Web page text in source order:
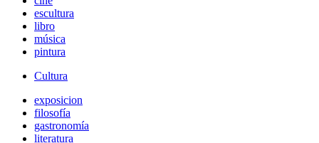
escultura
libro
música
pintura
Cultura
exposicion
filosofía
gastronomía
literatura